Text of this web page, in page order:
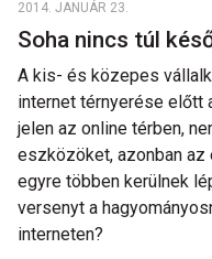
2014. JANUÁR 23.
Soha nincs túl
A kis- és közepes
internet térnyerése előtt
jelen az online térben,
eszközöket, azonban az
egyre többen kerülnek
versenyt a
interneten?